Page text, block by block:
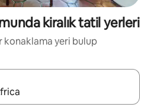
kiralık tatil yerleri
konaklama yeri bulup
yukarı ve aşağı oklarıyla